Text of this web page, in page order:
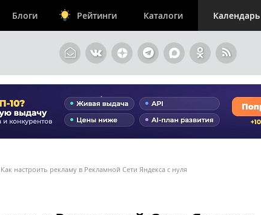
Блоги Рейтинги Каталоги Календарь
Как настроить рекламу в Рекламной Сети Яндекса с нуля